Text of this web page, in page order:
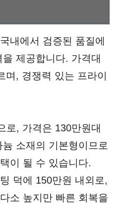
내에서 검증된 품질에
제공합니다. 가격대
며, 경쟁력 있는 프라이
로, 가격은 130만원대
소재의 기본형이므로
이 될 수 있습니다.
덕에 150만원 내외로,
소 높지만 빠른 회복을